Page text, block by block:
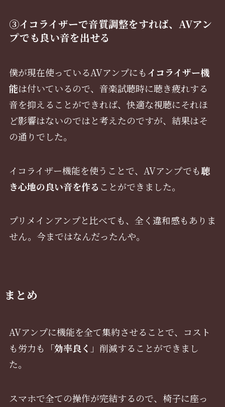
③イコライザーで音質調整をすれば、AVアン
プでも良い音を出せる
僕が現在使っているAVアンプにもイコライザー機
能は付いているので、音楽試聴時に聴き疲れする
音を抑えることができれば、快適な視聴にそれほ
ど影響はないのではと考えたのですが、結果はそ
の通りでした。
イコライザー機能を使うことで、AVアンプでも聴
き心地の良い音を作る ことができました。
プリメインアンプと比べても、全く違和感もありま
せん。今まではなんだったんや。
まとめ
AVアンプに機能を全て集約させることで、コスト
も労力も「効率良く 」削減することができまし
た。
スマホで全ての操作が完結するので、椅子に座っ